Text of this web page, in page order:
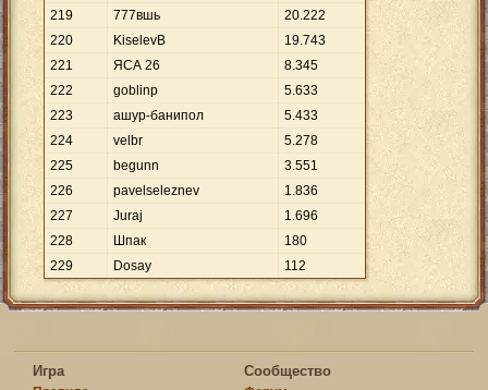
219
777вшь 20.222
220
KiselevB 19.743
221
ЯСА 26 8.345
222
goblinp 5.633
223
ашур-банипол 5.433
224
velbr 5.278
225
begunn 3.551
226
pavelseleznev 1.836
227
Juraj 1.696
228
Шпак
180
229
Dosay 112
Игра Сообщество